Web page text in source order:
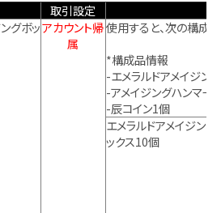
取引設定
グボッアカウント帰
属
使用すると、次の構成
*構成品情報
-エメラルドアメイジン
-アメイジングハンマー
-辰コイン1個
エメラルドアメイジング
ックス10個